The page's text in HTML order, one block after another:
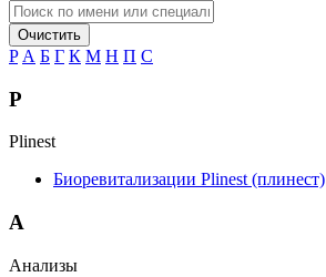
Очистить
P А Б Г К М Н П С
P
Plinest
Биоревитализации Plinest (плинест)
А
Анализы